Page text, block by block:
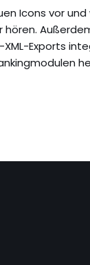
Icons vor
hören.
XML-Exports